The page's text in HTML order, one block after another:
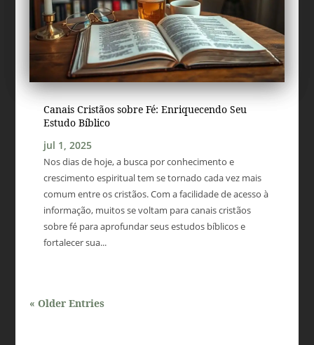
Canais Cristãos sobre Fé: Enriquecendo Seu
Estudo Bíblico
jul 1, 2025
Nos dias de hoje, a busca por conhecimento e
crescimento espiritual tem se tornado cada vez mais
comum entre os cristãos. Com a facilidade de acesso à
informação, muitos se voltam para canais cristãos
sobre fé para aprofundar seus estudos bíblicos e
fortalecer sua...
« Older Entries